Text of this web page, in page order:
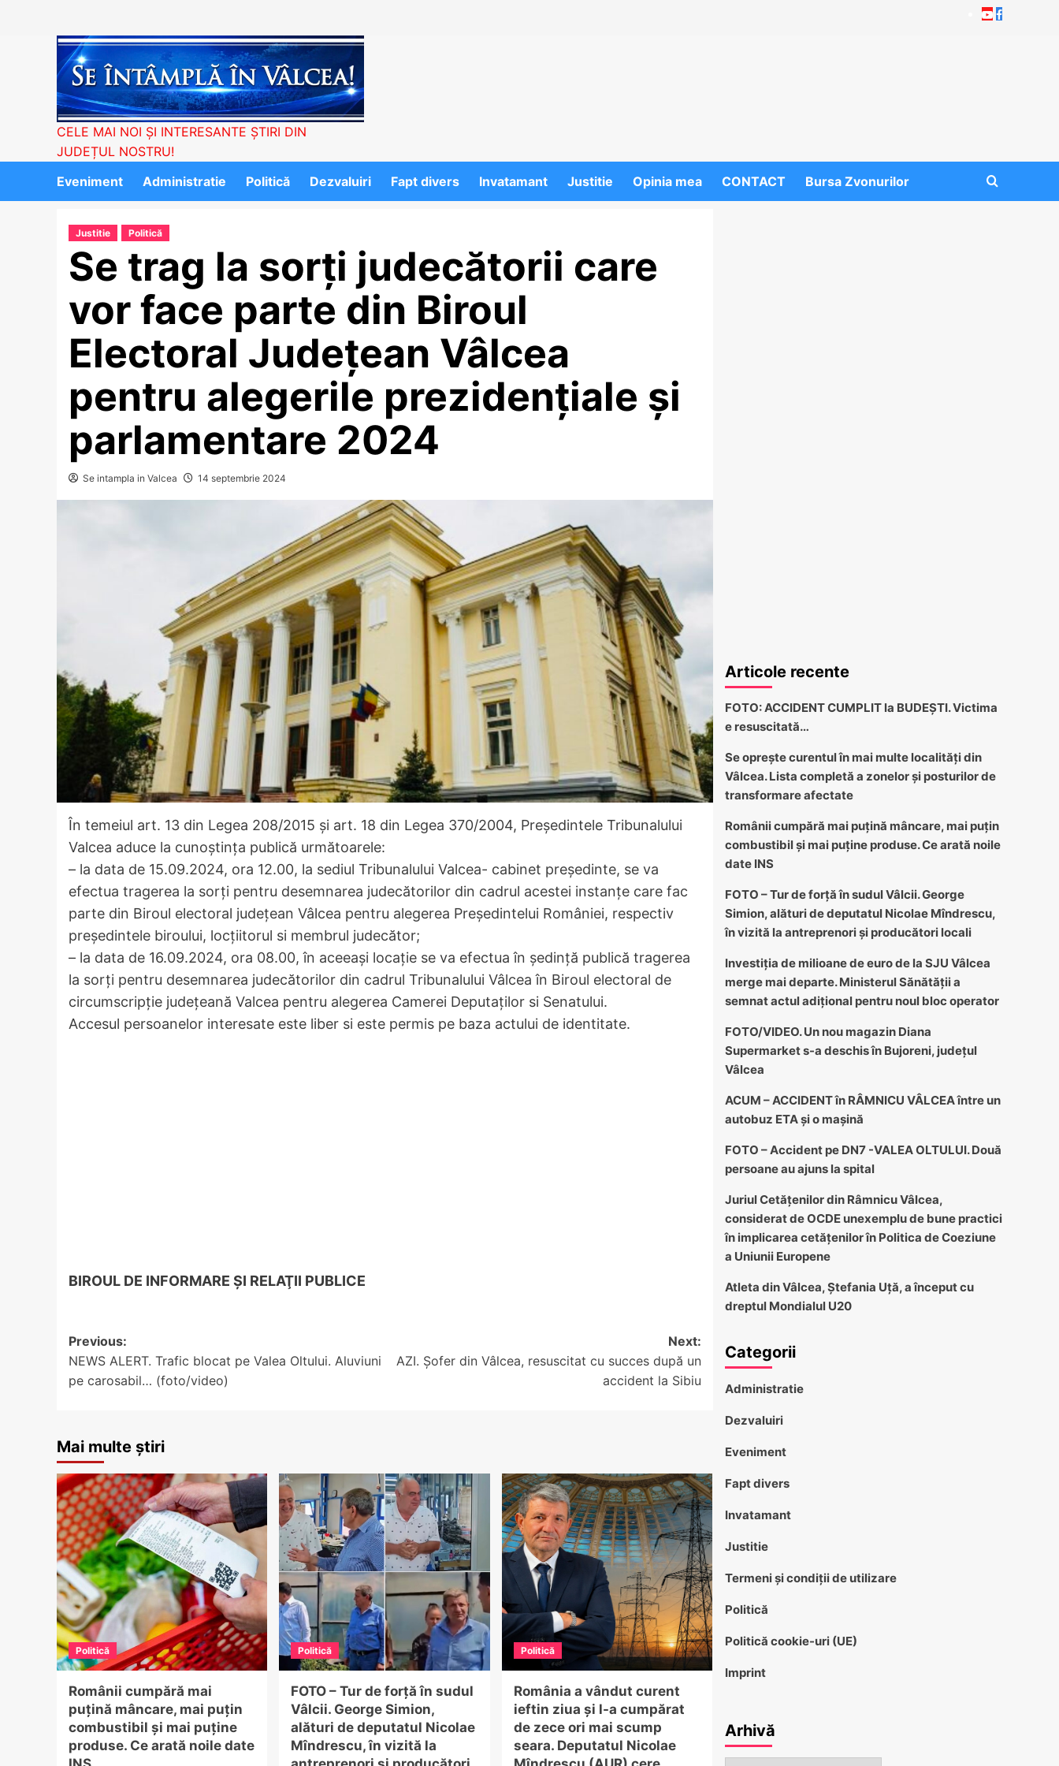
Youtube
Facebook
CELE MAI NOI ȘI INTERESANTE ȘTIRI DIN
JUDEȚUL NOSTRU!
Eveniment
Administratie Politică Dezvaluiri Fapt divers Invatamant Justitie Opinia mea CONTACT Bursa Zvonurilor
Justitie Politică
Se trag la sorți judecătorii care
vor face parte din Biroul
Electoral Județean Vâlcea
pentru alegerile prezidențiale și
parlamentare 2024
Se intampla in Valcea 14 septembrie 2024
În temeiul art. 13 din Legea 208/2015 și art. 18 din Legea 370/2004, Președintele Tribunalului
Valcea aduce la cunoștința publică următoarele:
– la data de 15.09.2024, ora 12.00, la sediul Tribunalului Valcea- cabinet preşedinte, se va
efectua tragerea la sorţi pentru desemnarea judecătorilor din cadrul acestei instanţe care fac
parte din Biroul electoral judeţean Vâlcea pentru alegerea Preşedintelui României, respectiv
preşedintele biroului, locţiitorul si membrul judecător;
– la data de 16.09.2024, ora 08.00, în aceeaşi locaţie se va efectua în şedinţă publică tragerea
la sorţi pentru desemnarea judecătorilor din cadrul Tribunalului Vâlcea în Biroul electoral de
circumscripţie judeţeană Valcea pentru alegerea Camerei Deputaţilor si Senatului.
Accesul persoanelor interesate este liber si este permis pe baza actului de identitate.
BIROUL DE INFORMARE ŞI RELAŢII PUBLICE
Post
navigation
Previous:
NEWS ALERT. Trafic blocat pe Valea Oltului. Aluviuni
pe carosabil… (foto/video)
Next:
AZI. Șofer din Vâlcea, resuscitat cu succes după un
accident la Sibiu
Mai multe știri
Politică
Românii cumpără mai
puțină mâncare, mai puțin
combustibil și mai puține
produse. Ce arată noile date
Politică
FOTO – Tur de forță în sudul
Vâlcii. George Simion,
alături de deputatul Nicolae
Mîndrescu, în vizită la
Politică
România a vândut curent
ieftin ziua și l-a cumpărat
de zece ori mai scump
seara. Deputatul Nicolae
Articole recente
FOTO: ACCIDENT CUMPLIT la BUDEȘTI. Victima
e resuscitată…
Se oprește curentul în mai multe localități din
Vâlcea. Lista completă a zonelor și posturilor de
transformare afectate
Românii cumpără mai puțină mâncare, mai puțin
combustibil și mai puține produse. Ce arată noile
date INS
FOTO – Tur de forță în sudul Vâlcii. George
Simion, alături de deputatul Nicolae Mîndrescu,
în vizită la antreprenori și producători locali
Investiția de milioane de euro de la SJU Vâlcea
merge mai departe. Ministerul Sănătății a
semnat actul adițional pentru noul bloc operator
FOTO/VIDEO. Un nou magazin Diana
Supermarket s-a deschis în Bujoreni, județul
Vâlcea
ACUM – ACCIDENT în RÂMNICU VÂLCEA între un
autobuz ETA și o mașină
FOTO – Accident pe DN7 -VALEA OLTULUI. Două
persoane au ajuns la spital
Juriul Cetățenilor din Râmnicu Vâlcea,
considerat de OCDE unexemplu de bune practici
în implicarea cetățenilor în Politica de Coeziune
a Uniunii Europene
Atleta din Vâlcea, Ștefania Uță, a început cu
dreptul Mondialul U20
Categorii
Administratie
Dezvaluiri
Eveniment
Fapt divers
Invatamant
Justitie
Termeni și condiții de utilizare
Politică
Politică cookie-uri (UE)
Imprint
Arhivă